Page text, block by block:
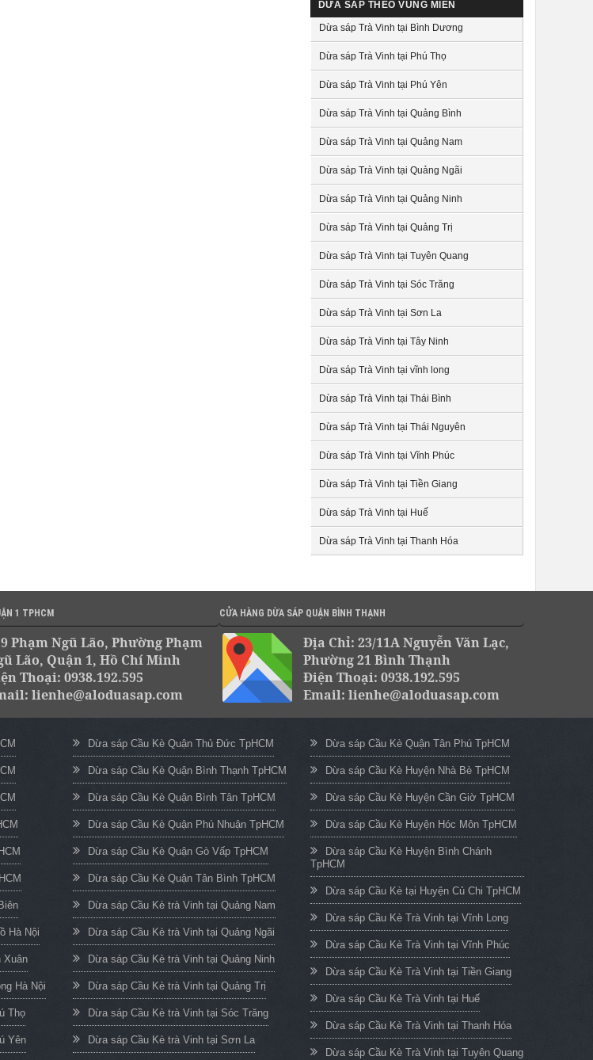
DỪA SÁP THEO VÙNG MIỀN
Dừa sáp Trà Vinh tại Bình Dương
Dừa sáp Trà Vinh tại Phú Thọ
Dừa sáp Trà Vinh tại Phú Yên
Dừa sáp Trà Vinh tại Quảng Bình
Dừa sáp Trà Vinh tại Quảng Nam
Dừa sáp Trà Vinh tại Quảng Ngãi
Dừa sáp Trà Vinh tại Quảng Ninh
Dừa sáp Trà Vinh tại Quảng Trị
Dừa sáp Trà Vinh tại Tuyên Quang
Dừa sáp Trà Vinh tại Sóc Trăng
Dừa sáp Trà Vinh tại Sơn La
Dừa sáp Trà Vinh tại Tây Ninh
Dừa sáp Trà Vinh tại vĩnh long
Dừa sáp Trà Vinh tại Thái Bình
Dừa sáp Trà Vinh tại Thái Nguyên
Dừa sáp Trà Vinh tại Vĩnh Phúc
Dừa sáp Trà Vinh tại Tiền Giang
Dừa sáp Trà Vinh tại Huế
Dừa sáp Trà Vinh tại Thanh Hóa
1 TPHCM
Phạm Ngũ Lão, Phường Phạm
Lão, Quận 1, Hồ Chí Minh
Thoại: 0938.192.595
lienhe@aloduasap.com
CỬA HÀNG DỪA SÁP QUẬN BÌNH THẠNH
Địa Chỉ: 23/11A Nguyễn Văn Lạc,
Phường 21 Bình Thạnh
Điện Thoại: 0938.192.595
Email: lienhe@aloduasap.com
Hà Nội
Xuân
Hà Nội
Thọ
Yên
Dừa sáp Cầu Kè Quận Thủ Đức TpHCM
Dừa sáp Cầu Kè Quận Bình Thạnh TpHCM
Dừa sáp Cầu Kè Quận Bình Tân TpHCM
Dừa sáp Cầu Kè Quận Phú Nhuận TpHCM
Dừa sáp Cầu Kè Quận Gò Vấp TpHCM
Dừa sáp Cầu Kè Quận Tân Bình TpHCM
Dừa sáp Cầu Kè trà Vinh tại Quảng Nam
Dừa sáp Cầu Kè trà Vinh tại Quảng Ngãi
Dừa sáp Cầu Kè trà Vinh tại Quảng Ninh
Dừa sáp Cầu Kè trà Vinh tại Quảng Trị
Dừa sáp Cầu Kè trà Vinh tại Sóc Trăng
Dừa sáp Cầu Kè trà Vinh tại Sơn La
Dừa sáp Cầu Kè Quận Tân Phú TpHCM
Dừa sáp Cầu Kè Huyện Nhà Bè TpHCM
Dừa sáp Cầu Kè Huyện Cần Giờ TpHCM
Dừa sáp Cầu Kè Huyện Hóc Môn TpHCM
Dừa sáp Cầu Kè Huyện Bình Chánh
TpHCM
Dừa sáp Cầu Kè tại Huyện Củ Chi TpHCM
Dừa sáp Cầu Kè Trà Vinh tại Vĩnh Long
Dừa sáp Cầu Kè Trà Vinh tại Vĩnh Phúc
Dừa sáp Cầu Kè Trà Vinh tại Tiền Giang
Dừa sáp Cầu Kè Trà Vinh tại Huế
Dừa sáp Cầu Kè Trà Vinh tại Thanh Hóa
Dừa sáp Cầu Kè Trà Vinh tại Tuyên Quang